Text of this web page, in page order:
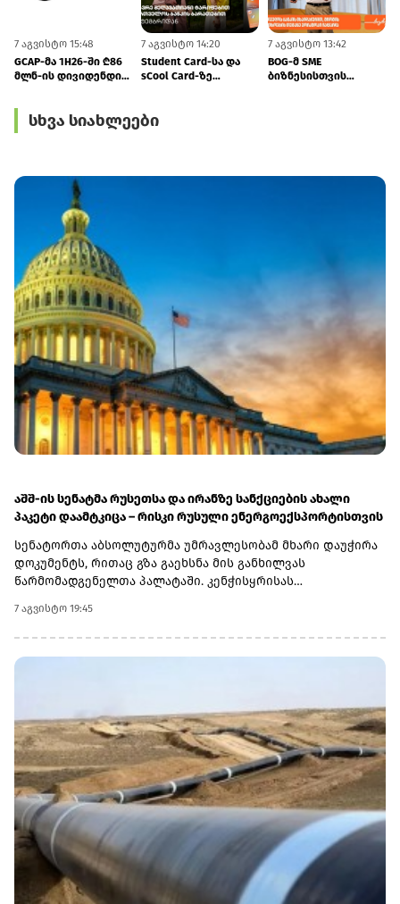
7 აგვისტო 15:48
GCAP-მა 1H26-ში ₾86
მლნ-ის დივიდენდი
7 აგვისტო 14:20
Student Card-სა და
sCool Card-ზე
შეღავათიანი ტარიფი
7 აგვისტო 13:42
BOG-მ SME
ბიზნესისთვის
სხვა სიახლეები
აშშ-ის სენატმა რუსეთსა და ირანზე სანქციების ახალი
პაკეტი დაამტკიცა – რისკი რუსული ენერგოექსპორტისთვის
სენატორთა აბსოლუტურმა უმრავლესობამ მხარი დაუჭირა
დოკუმენტს, რითაც გზა გაეხსნა მის განხილვას
წარმომადგენელთა პალატაში. კენჭისყრისას
წინააღმდეგ კანონპროექტზე, სახელწოდებით „ლინდსი ო.
გრემის 2026 წლის სანქციების აქტი რუსეთისა და ირანის
წინააღმდეგ“. საბოლოო დათვლით შედეგი 86 ხმა 11-ის
აშშ-ის პრეზიდენტმა დონალდ ტრამპმა უნდა მოაწეროს
ხელი. უცნობია, როდის განიხილავს კანონპროექტს
პალატა.კანონპროექტის ინიციატორად დასახელებულია
სენატორი ლინდსი გრემი, რომელიც 2026 წლის 11 ივლისს
გარდაიცვალა. „ეს კანონი პუტინს მტკივნეულ ადგილზე
ურტყამს“, - განაცხადა მისმა დამ დარლინ გრემ ნორდონმა,
რომელმაც სენატში მისი ადგილი დაიკავა.„დღეს ზელენსკი
ამას უკრაინიდან აკვირდება, ხოლო პუტინი - მოსკოვიდან“,
- განაცხადა სენატორმა რიჩარდ ბლუმენთალმა,
დემოკრატმა კონექტიკუტის შტატიდან, რომელიც სამხრეთ
კაროლინას აწგანსვენებულ სენატორ ლინდსი გრემთან
7 აგვისტო 19:45